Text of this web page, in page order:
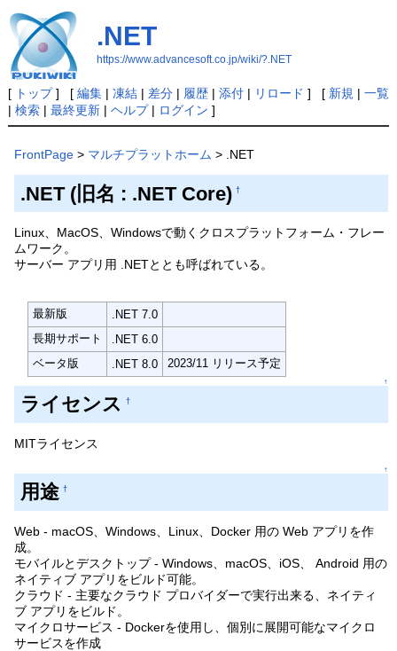
.NET
https://www.advancesoft.co.jp/wiki/?.NET
[ トップ] [ 編集| 凍結| 差分| 履歴| 添付| リロード ] [ 新規 | 一覧
| 検索| 最終更新| ヘルプ| ログイン ]
FrontPage > マルチプラットホーム > .NET
.NET (旧名 : .NET Core) †
Linux、MacOS、Windowsで動くクロスプラットフォーム・フレー
ムワーク。
サーバー アプリ用 .NETととも呼ばれている。
最新版
.NET 7.0
長期サポート
.NET 6.0
ベータ版
.NET 8.0 2023/11 リリース予定
↑
ライセンス †
MITライセンス
↑
用途 †
Web - macOS、Windows、Linux、Docker 用の Web アプリを作
成。
モバイルとデスクトップ - Windows、macOS、iOS、 Android 用の
ネイティブ アプリをビルド可能。
クラウド - 主要なクラウド プロバイダーで実行出来る、ネイティ
ブ アプリをビルド。
マイクロサービス - Dockerを使用し、個別に展開可能なマイクロ
サービスを作成